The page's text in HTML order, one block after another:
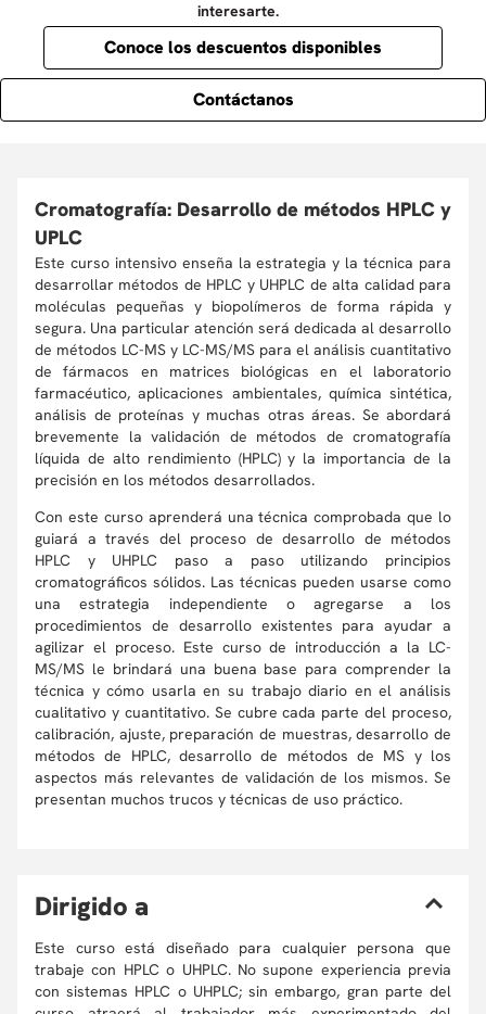
interesarte.
Conoce los descuentos disponibles
Contáctanos
Cromatografía: Desarrollo de métodos HPLC y
UPLC
Este curso intensivo enseña la estrategia y la técnica para
desarrollar métodos de HPLC y UHPLC de alta calidad para
moléculas pequeñas y biopolímeros de forma rápida y
segura. Una particular atención será dedicada al desarrollo
de métodos LC-MS y LC-MS/MS para el análisis cuantitativo
de fármacos en matrices biológicas en el laboratorio
farmacéutico, aplicaciones ambientales, química sintética,
análisis de proteínas y muchas otras áreas. Se abordará
brevemente la validación de métodos de cromatografía
líquida de alto rendimiento (HPLC) y la importancia de la
precisión en los métodos desarrollados.
Con este curso aprenderá una técnica comprobada que lo
guiará a través del proceso de desarrollo de métodos
HPLC y UHPLC paso a paso utilizando principios
cromatográficos sólidos. Las técnicas pueden usarse como
una estrategia independiente o agregarse a los
procedimientos de desarrollo existentes para ayudar a
agilizar el proceso. Este curso de introducción a la LC-
MS/MS le brindará una buena base para comprender la
técnica y cómo usarla en su trabajo diario en el análisis
cualitativo y cuantitativo. Se cubre cada parte del proceso,
calibración, ajuste, preparación de muestras, desarrollo de
métodos de HPLC, desarrollo de métodos de MS y los
aspectos más relevantes de validación de los mismos. Se
presentan muchos trucos y técnicas de uso práctico.
Dirigido a
Este curso está diseñado para cualquier persona que
trabaje con HPLC o UHPLC. No supone experiencia previa
con sistemas HPLC o UHPLC; sin embargo, gran parte del